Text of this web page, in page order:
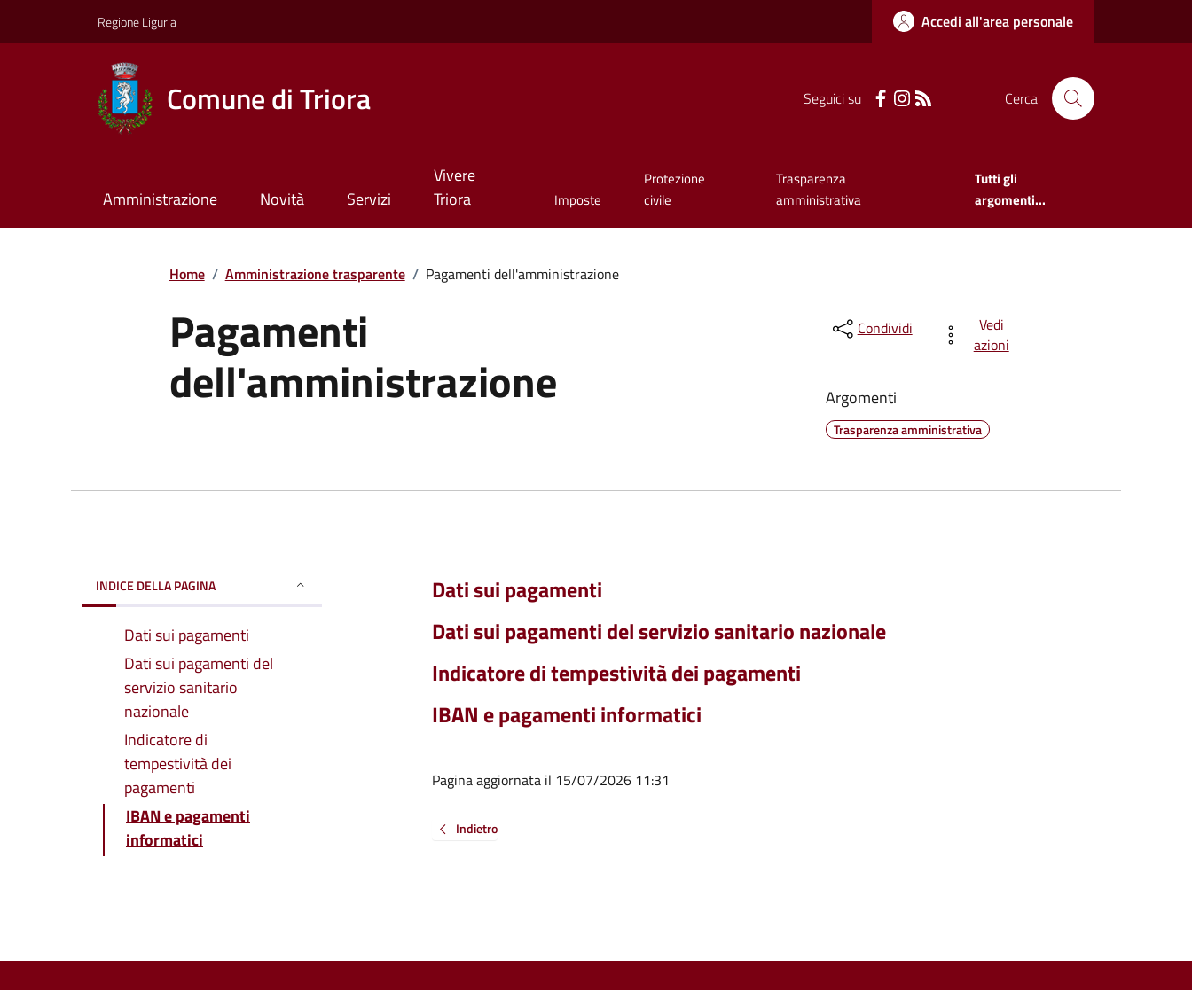
Regione Liguria Accedi all'area personale
Comune di Triora Seguici su Cerca
Amministrazione Novità Servizi
Vivere
Triora
Imposte
Protezione
civile
Trasparenza
amministrativa
Tutti gli
argomenti...
Home / Amministrazione trasparente / Pagamenti dell'amministrazione
Pagamenti
dell'amministrazione
Condividi
Vedi
azioni
Argomenti
Trasparenza amministrativa
INDICE DELLA PAGINA
Dati sui pagamenti
Dati sui pagamenti del
servizio sanitario
nazionale
Indicatore di
tempestività dei
pagamenti
IBAN e pagamenti
informatici
Dati sui pagamenti
Dati sui pagamenti del servizio sanitario nazionale
Indicatore di tempestività dei pagamenti
IBAN e pagamenti informatici
Pagina aggiornata il 15/07/2026 11:31
Indietro